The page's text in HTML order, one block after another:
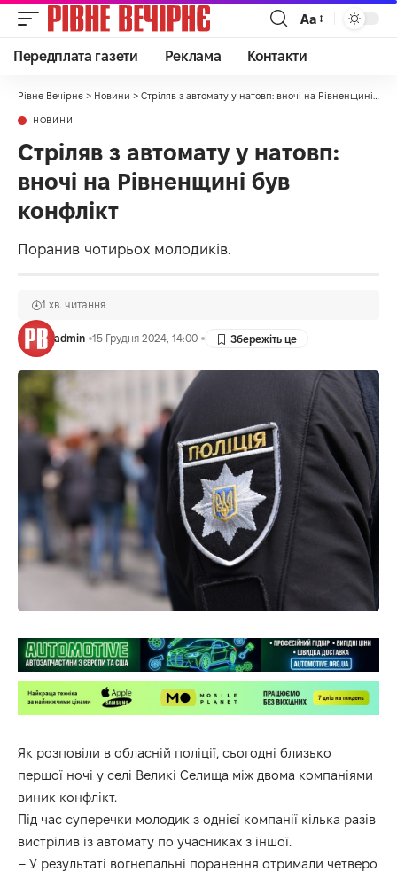
Аа
Передплата газети Реклама Контакти
Рівне Вечірнє > Новини > Стріляв з автомату у натовп: вночі на Рівненщині був конфлікт
НОВИНИ
Стріляв з автомату у натовп:
вночі на Рівненщині був
конфлікт
Поранив чотирьох молодиків.
admin 15 Грудня 2024, 14:00
1 хв. читання
Як розповіли в обласній поліції, сьогодні близько
першої ночі у селі Великі Селища між двома компаніями
виник конфлікт.
Під час суперечки молодик з однієї компанії кілька разів
вистрілив із автомату по учасниках з іншої.
– У результаті вогнепальні поранення отримали четверо